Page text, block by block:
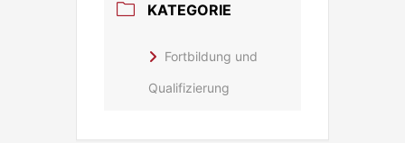
KATEGORIE
Fortbildung und
Qualifizierung